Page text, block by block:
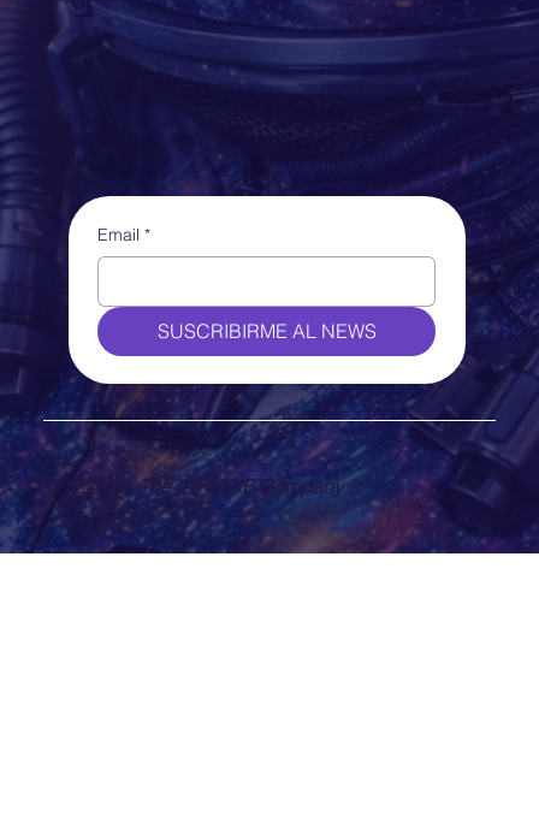
Email *
SUSCRIBIRME AL NEWS
© 2026 byThe INFINIXE Company®